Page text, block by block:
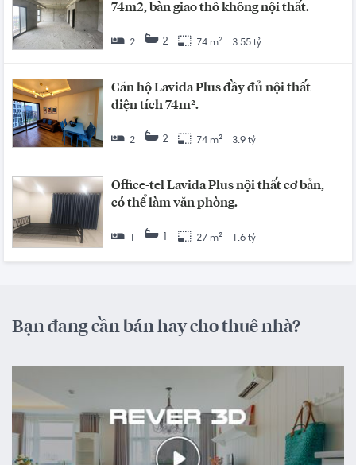
74m2, bàn giao thô không nội thất.
2 2 74 m² 3.55 tỷ
Căn hộ Lavida Plus đầy đủ nội thất
diện tích 74m².
2 2 74 m² 3.9 tỷ
Office-tel Lavida Plus nội thất cơ bản,
có thể làm văn phòng.
1 27 m² 1.6 tỷ
Bạn đang cần bán hay cho thuê nhà?